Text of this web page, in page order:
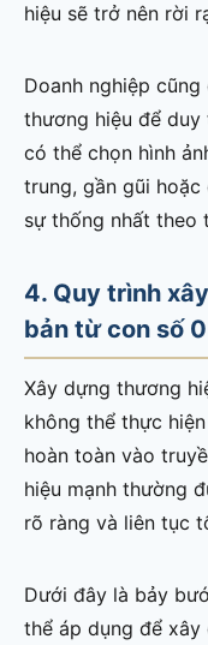
hiệu sẽ trở nên rời
Doanh nghiệp
thương hiệu để
có thể chọn hình
trung, gần gũi
sự thống nhất theo
4. Quy trình
bản từ con số 0
Xây dựng thương
không thể thực
hoàn toàn vào
hiệu mạnh thường
rõ ràng và liên tục
Dưới đây là bảy
thể áp dụng để